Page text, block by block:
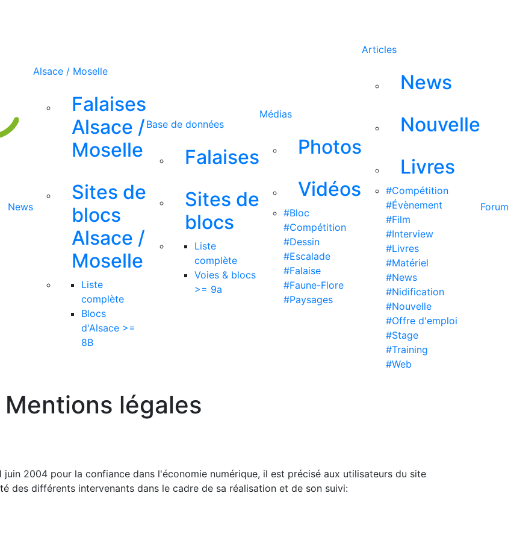
News
Alsace / Moselle
Falaises
Alsace /
Moselle
Sites de
blocs
Alsace /
Moselle
Liste
complète
Blocs
d'Alsace >=
8B
Base de données
Falaises
Sites de
blocs
Liste
complète
Voies & blocs
>= 9a
Médias
Photos
Vidéos
#Bloc
#Compétition
#Dessin
#Escalade
#Falaise
#Faune-Flore
#Paysages
Articles
News
Nouvelle
Livres
#Compétition
#Évènement
#Film
#Interview
#Livres
#Matériel
#News
#Nidification
#Nouvelle
#Offre d'emploi
#Stage
#Training
#Web
Forum
Mentions légales
2004 pour la confiance dans l'économie numérique, il est précisé aux utilisateurs du site
des différents intervenants dans le cadre de sa réalisation et de son suivi: